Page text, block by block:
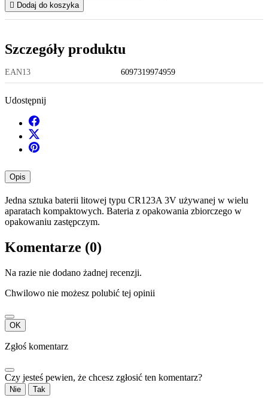
 Dodaj do koszyka
Szczegóły produktu
EAN13 6097319974959
Udostępnij
Opis
Jedna sztuka baterii litowej typu CR123A 3V używanej w wielu
aparatach kompaktowych. Bateria z opakowania zbiorczego w
opakowaniu zastępczym.
Komentarze (0)
Na razie nie dodano żadnej recenzji.
Chwilowo nie możesz polubić tej opinii
OK
Zgłoś komentarz
Czy jesteś pewien, że chcesz zgłosić ten komentarz?
Nie Tak